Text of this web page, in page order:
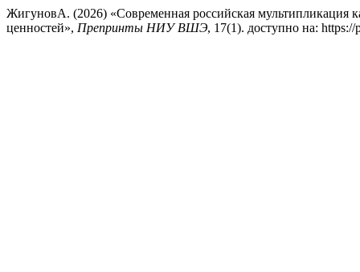
ЖигуновА. (2026) «Современная российская мультипликация
ценностей», Препринты НИУ ВШЭ, 17(1). доступно на: